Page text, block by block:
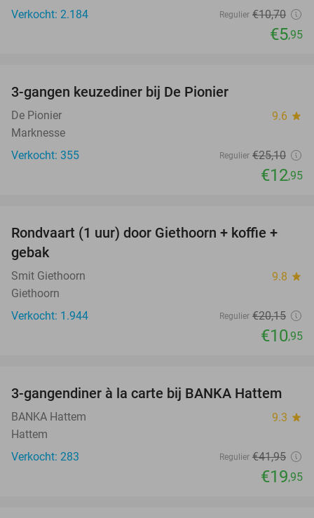
Verkocht: 2.184
Regulier €10,70
€5,95
3-gangen keuzediner bij De Pionier
De Pionier 9.6 star
Marknesse
Verkocht: 355
Regulier €25,10
€12,95
46%
Rondvaart (1 uur) door Giethoorn + koffie +
gebak
Smit Giethoorn 9.8 star
Giethoorn
Verkocht: 1.944
Regulier €20,15
€10,95
52%
3-gangendiner à la carte bij BANKA Hattem
BANKA Hattem 9.3 star
Hattem
Verkocht: 283
Regulier €41,95
€19,95